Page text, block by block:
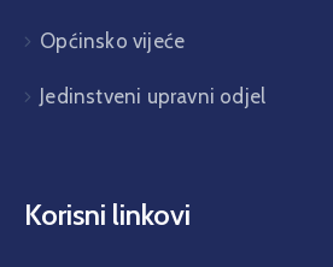
Općinsko vijeće
Jedinstveni upravni odjel
Korisni linkovi